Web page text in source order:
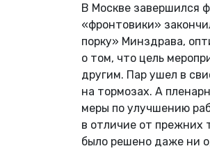
В Москве завершился
«фронтовики»
порку» Минздрава,
о том, что цель
другим. Пар ушел в
на тормозах. А
меры по улучшению
в отличие от прежних
было решено даже ни